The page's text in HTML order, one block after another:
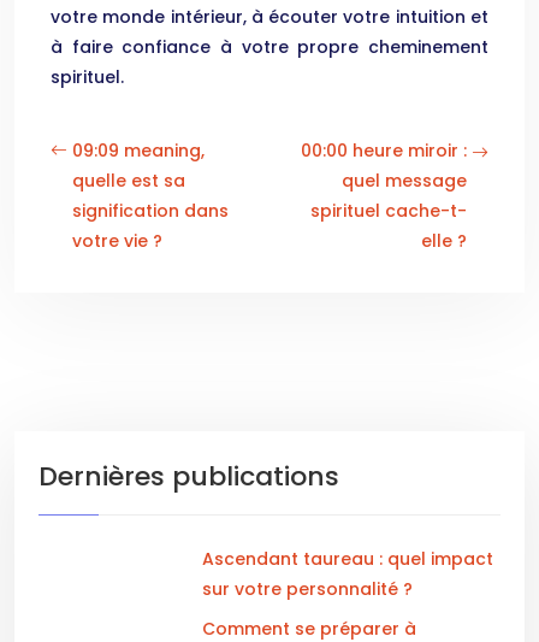
votre monde intérieur, à écouter votre intuition et
à faire confiance à votre propre cheminement
spirituel.
09:09 meaning,
quelle est sa
signification dans
votre vie ?
00:00 heure miroir :
quel message
spirituel cache-t-
elle ?
Dernières publications
Ascendant taureau : quel impact
sur votre personnalité ?
Comment se préparer à